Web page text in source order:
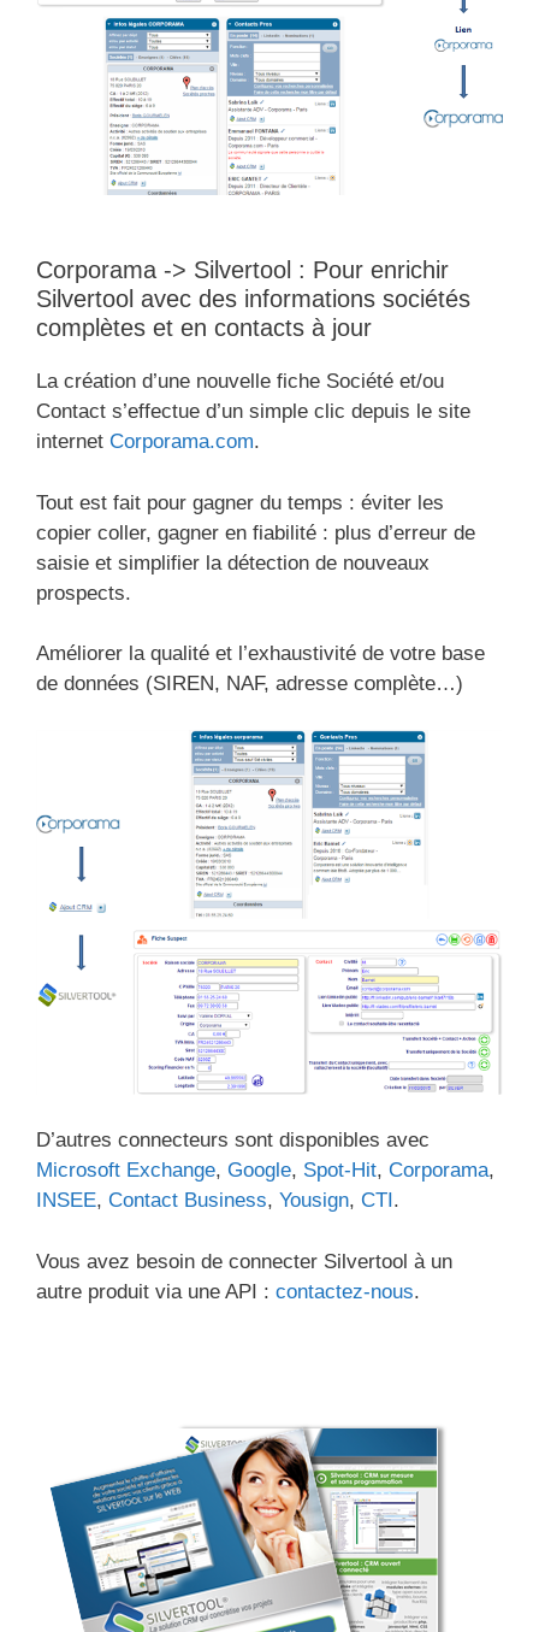
Corporama -> Silvertool : Pour enrichir
Silvertool avec des informations sociétés
complètes et en contacts à jour
La création d’une nouvelle fiche Société et/ou
Contact s’effectue d’un simple clic depuis le site
internet Corporama.com.
Tout est fait pour gagner du temps : éviter les
copier coller, gagner en fiabilité : plus d’erreur de
saisie et simplifier la détection de nouveaux
prospects.
Améliorer la qualité et l’exhaustivité de votre base
de données (SIREN, NAF, adresse complète…)
D’autres connecteurs sont disponibles avec
Microsoft Exchange, Google, Spot-Hit, Corporama,
INSEE, Contact Business, Yousign, CTI .
Vous avez besoin de connecter Silvertool à un
autre produit via une API : contactez-nous.